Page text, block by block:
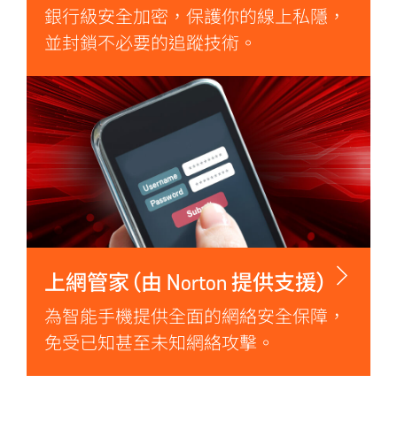
銀行級安全加密，保護你的線上私隱，
並封鎖不必要的追蹤技術。
上網管家 (由 Norton 提供支援)
為智能手機提供全面的網絡安全保障，
免受已知甚至未知網絡攻擊。